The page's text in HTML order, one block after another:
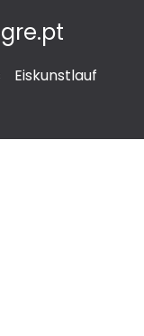
Eiskunstlauf